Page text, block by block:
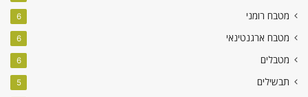
מטבח רומני 6
מטבח ארגנטינאי 6
מטבלים 6
תבשילים 5